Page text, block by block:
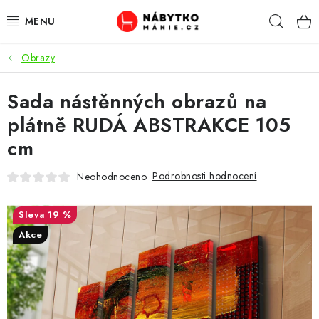
na
OBÝVACÍ POKOJ
KUCHYŇ A JÍDELNA
LOŽNICE
DĚTSKÝ POKOJ
KANCELÁŘ / PRACOVNA
KOUPELNA A WC
PŘEDSÍŇ
Obrazy
Sada nástěnných obrazů na
plátně RUDÁ ABSTRAKCE 105
cm
Neohodnoceno Podrobnosti hodnocení
19 %
Akce